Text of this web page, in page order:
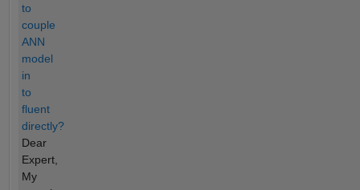
to
couple
ANN
model
in
to
fluent
directly?
Dear
Expert,
My